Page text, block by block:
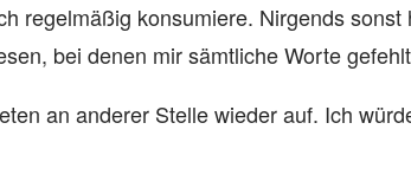
regelmäßig konsumiere. Nirgends sonst
bei denen mir sämtliche Worte
an anderer Stelle wieder auf. Ich